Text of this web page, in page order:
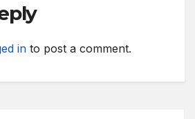
in to post a comment.